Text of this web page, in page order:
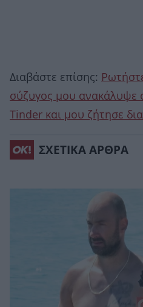
Διαβάστε επίσης:
σύζυγος μου ανακάλυψε
Tinder και μου ζήτησε
ΣΧΕΤΙΚΑ ΑΡΘΡΑ